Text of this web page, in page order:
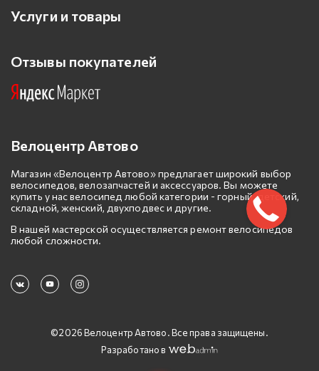
Услуги и товары
Отзывы покупателей
Велоцентр Автово
Магазин «Велоцентр Автово» предлагает широкий выбор
велосипедов, велозапчастей и аксессуаров. Вы можете
купить у нас велосипед любой категории - горный, детский,
складной, женский, двухподвес и другие.
В нашей мастерской осуществляется ремонт велосипедов
любой сложности.
©2026 Велоцентр Автово. Все права защищены.
Разработано в